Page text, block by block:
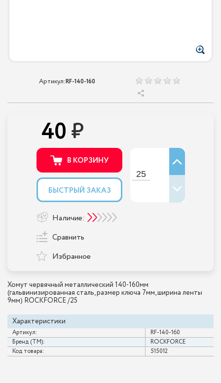
Артикул:RF-140-160
Хомут червячный металлический 140-160мм
(гальвинизированная сталь, размер ключа 7мм, ширина ленты
9мм) ROCKFORCE /25
Характеристики
Артикул:
RF-140-160
Бренд (ТМ):
ROCKFORCE
Код товара:
515012
40
В КОРЗИНУ
БЫСТРЫЙ ЗАКАЗ
Наличие:
Сравнить
Избранное